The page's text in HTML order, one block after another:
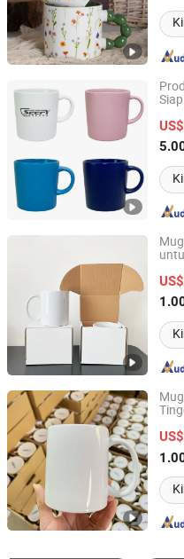
Zibo Seefy Light Industrial
Shandong, China
11
Zibo Seefy Light Industrial
Shandong, China
Zibo Seefy Light Industrial
Shandong, China